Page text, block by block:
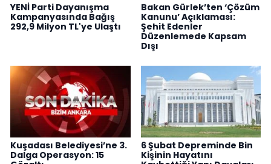
YENİ Parti Dayanışma
Kampanyasında Bağış
292,9 Milyon TL'ye Ulaştı
Bakan Gürlek’ten ‘Çözüm
Kanunu’ Açıklaması:
Şehit Edenler
Düzenlemede Kapsam
Dışı
Kuşadası Belediyesi’ne 3.
Dalga Operasyon: 15
6 Şubat Depreminde Bin
Kişinin Hayatını